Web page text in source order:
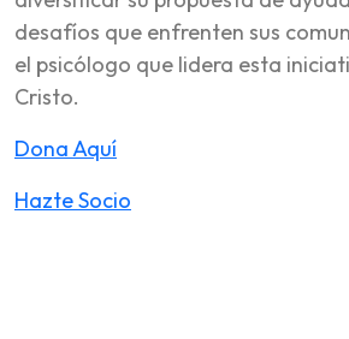
desafíos que enfrenten sus
el psicólogo que lidera esta
Cristo.
Dona Aquí
Hazte Socio